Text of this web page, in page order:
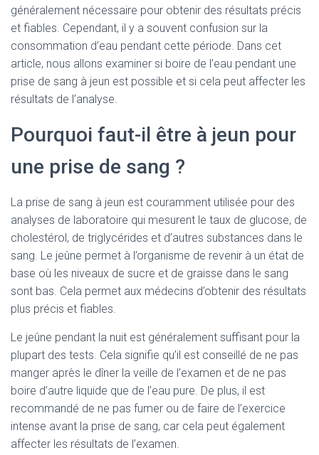
généralement nécessaire pour obtenir des résultats précis
et fiables. Cependant, il y a souvent confusion sur la
consommation d’eau pendant cette période. Dans cet
article, nous allons examiner si boire de l’eau pendant une
prise de sang à jeun est possible et si cela peut affecter les
résultats de l’analyse.
Pourquoi faut-il être à jeun pour
une prise de sang ?
La prise de sang à jeun est couramment utilisée pour des
analyses de laboratoire qui mesurent le taux de glucose, de
cholestérol, de triglycérides et d’autres substances dans le
sang. Le jeûne permet à l’organisme de revenir à un état de
base où les niveaux de sucre et de graisse dans le sang
sont bas. Cela permet aux médecins d’obtenir des résultats
plus précis et fiables.
Le jeûne pendant la nuit est généralement suffisant pour la
plupart des tests. Cela signifie qu’il est conseillé de ne pas
manger après le dîner la veille de l’examen et de ne pas
boire d’autre liquide que de l’eau pure. De plus, il est
recommandé de ne pas fumer ou de faire de l’exercice
intense avant la prise de sang, car cela peut également
affecter les résultats de l’examen.